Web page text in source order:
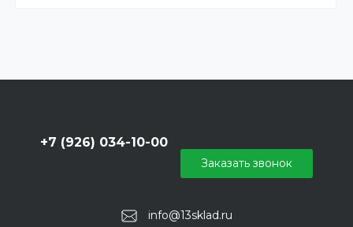
info@13sklad.ru
+7 (926) 034-10-00
Заказать звонок